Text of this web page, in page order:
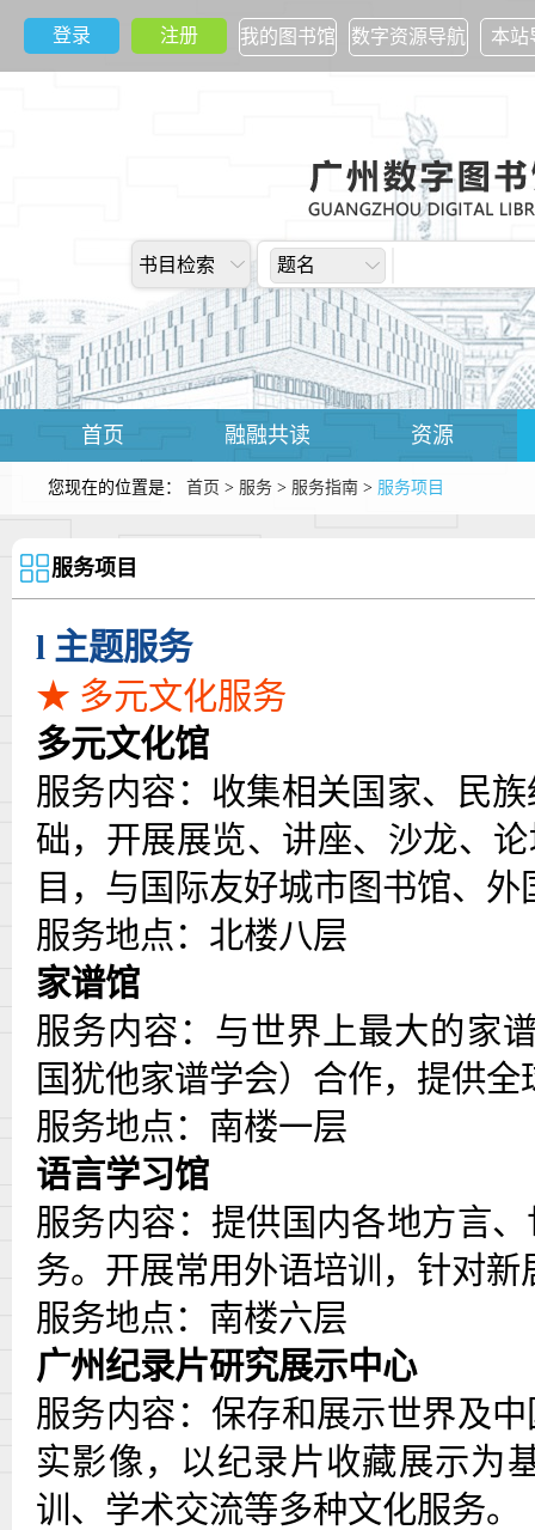
登录 注册 我的图书馆 数字资源导航 本站
书目检索 题名
首页 融融共读 资源
您现在的位置是： 首页 > 服务 > 服务指南 > 服务项目
服务项目
l 主题服务
★ 多元文化服务
多元文化馆
服务内容：收集相关国家、民
础，开展展览、讲座、沙龙、
目，与国际友好城市图书馆、
服务地点：北楼八层
家谱馆
服务内容：与世界上最大的家
国犹他家谱学会）合作，提供
服务地点：南楼一层
语言学习馆
服务内容：提供国内各地方言
务。开展常用外语培训，针对
服务地点：南楼六层
广州纪录片研究展示中心
服务内容：保存和展示世界及
实影像，以纪录片收藏展示为
训、学术交流等多种文化服务。